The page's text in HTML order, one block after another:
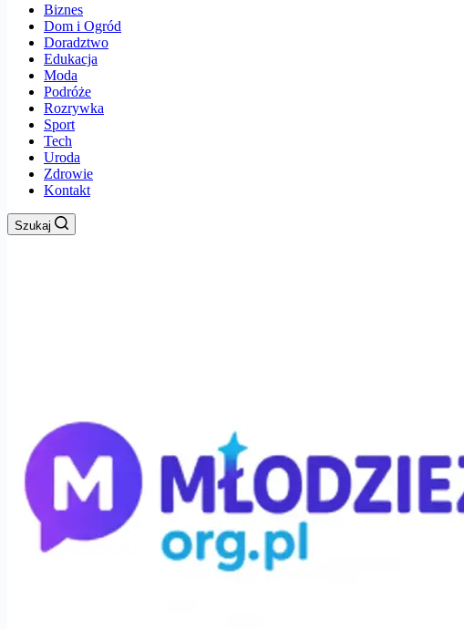
Biznes
Dom i Ogród
Doradztwo
Edukacja
Moda
Podróże
Rozrywka
Sport
Tech
Uroda
Zdrowie
Kontakt
Szukaj